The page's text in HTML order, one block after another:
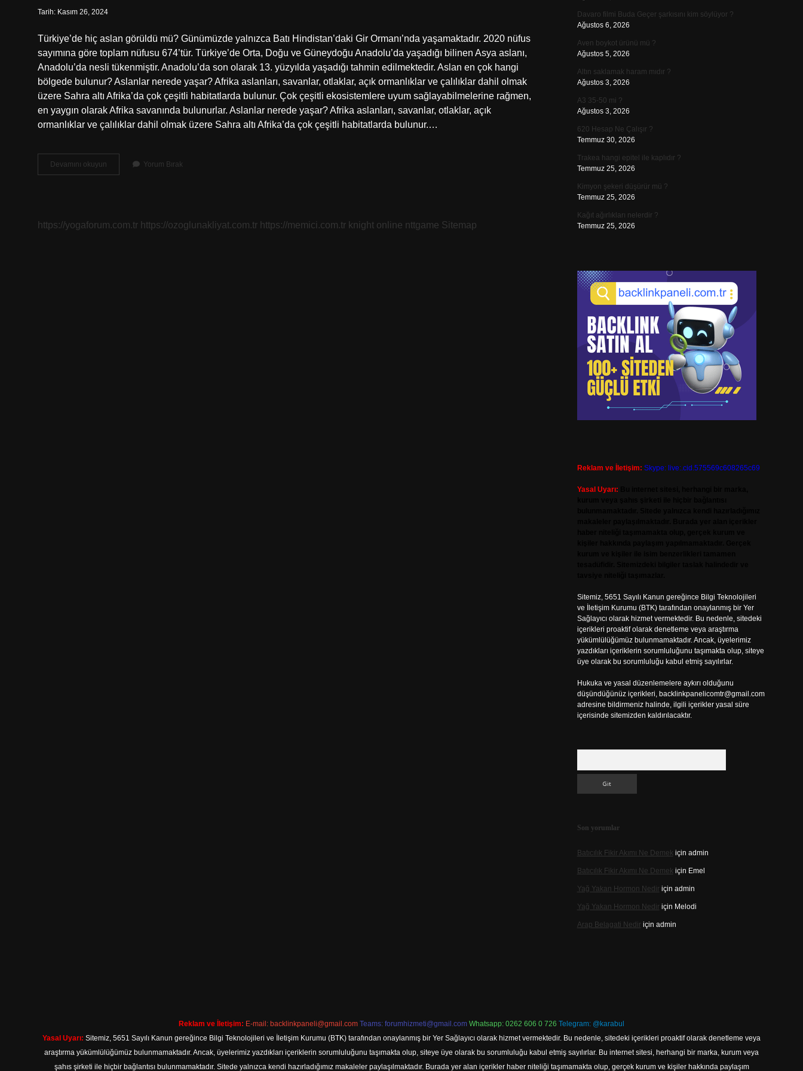
Tarih: Kasım 26, 2024
Türkiye’de hiç aslan görüldü mü? Günümüzde yalnızca Batı Hindistan’daki Gir Ormanı’nda yaşamaktadır. 2020 nüfus
sayımına göre toplam nüfusu 674’tür. Türkiye’de Orta, Doğu ve Güneydoğu Anadolu’da yaşadığı bilinen Asya aslanı,
Anadolu’da nesli tükenmiştir. Anadolu’da son olarak 13. yüzyılda yaşadığı tahmin edilmektedir. Aslan en çok hangi
bölgede bulunur? Aslanlar nerede yaşar? Afrika aslanları, savanlar, otlaklar, açık ormanlıklar ve çalılıklar dahil olmak
üzere Sahra altı Afrika’da çok çeşitli habitatlarda bulunur. Çok çeşitli ekosistemlere uyum sağlayabilmelerine rağmen,
en yaygın olarak Afrika savanında bulunurlar. Aslanlar nerede yaşar? Afrika aslanları, savanlar, otlaklar, açık
ormanlıklar ve çalılıklar dahil olmak üzere Sahra altı Afrika’da çok çeşitli habitatlarda bulunur.…
Devamını okuyun Türkiyede
Aslanlar
Yorum Bırak
https://yogaforum.com.tr https://ozoglunakliyat.com.tr https://memici.com.tr knight online nttgame Sitemap
Davaro filmi Buda Geçer şarkısını kim söylüyor ?
Ağustos 6, 2026
Aven boykot ürünü mü ?
Ağustos 5, 2026
Altın saklamak haram mıdır ?
Ağustos 3, 2026
A3 35-50 mi ?
Ağustos 3, 2026
620 Hesap Ne Çalışır ?
Temmuz 30, 2026
Trakea hangi epitel ile kaplıdır ?
Temmuz 25, 2026
Kimyon şekeri düşürür mü ?
Temmuz 25, 2026
Kağıt ağırlıkları nelerdir ?
Temmuz 25, 2026
Reklam ve İletişim: Skype: live:.cid.575569c608265c69
Yasal Uyarı:
Sitemiz, 5651 Sayılı Kanun gereğince Bilgi Teknolojileri
ve İletişim Kurumu (BTK) tarafından onaylanmış bir Yer
Sağlayıcı olarak hizmet vermektedir. Bu nedenle, sitedeki
içerikleri proaktif olarak denetleme veya araştırma
yükümlülüğümüz bulunmamaktadır. Ancak, üyelerimiz
yazdıkları içeriklerin sorumluluğunu taşımakta olup, siteye
üye olarak bu sorumluluğu kabul etmiş sayılırlar.
Hukuka ve yasal düzenlemelere aykırı olduğunu
düşündüğünüz içerikleri, backlinkpanelicomtr@gmail.com
adresine bildirmeniz halinde, ilgili içerikler yasal süre
içerisinde sitemizden kaldırılacaktır.
Son yorumlar
Batıcılık Fikir Akımı Ne Demek için admin
Batıcılık Fikir Akımı Ne Demek için Emel
Yağ Yakan Hormon Nediriçin admin
Yağ Yakan Hormon Nediriçin Melodi
Arap Belagati Nediriçin admin
Reklam ve İletişim: E-mail: backlinkpaneli@gmail.com Teams: forumhizmeti@gmail.com Whatsapp: 0262 606 0 726 Telegram: @karabul
Yasal Uyarı: Sitemiz, 5651 Sayılı Kanun gereğince Bilgi Teknolojileri ve İletişim Kurumu (BTK) tarafından onaylanmış bir Yer Sağlayıcı olarak hizmet vermektedir. Bu nedenle, sitedeki içerikleri proaktif olarak denetleme veya
araştırma yükümlülüğümüz bulunmamaktadır. Ancak, üyelerimiz yazdıkları içeriklerin sorumluluğunu taşımakta olup, siteye üye olarak bu sorumluluğu kabul etmiş sayılırlar. Bu internet sitesi, herhangi bir marka, kurum veya
şahıs şirketi ile hiçbir bağlantısı bulunmamaktadır. Sitede yalnızca kendi hazırladığımız makaleler paylaşılmaktadır. Burada yer alan içerikler haber niteliği taşımamakta olup, gerçek kurum ve kişiler hakkında paylaşım